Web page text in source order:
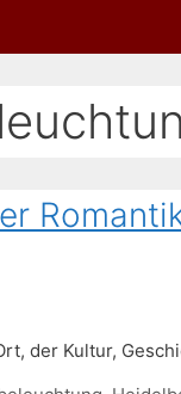
der Kultur,